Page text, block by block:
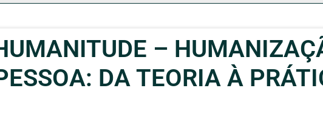
–
DA TEORIA À